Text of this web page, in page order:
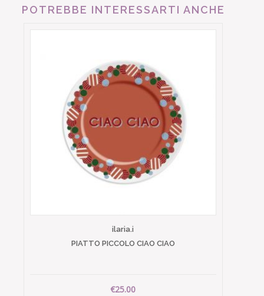
POTREBBE INTERESSARTI ANCHE
ilaria.i
PIATTO PICCOLO CIAO CIAO
€25.00